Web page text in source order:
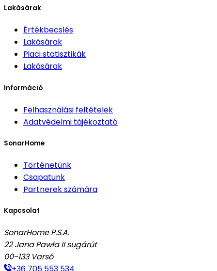
Lakásárak
Értékbecslés
Lakásárak
Piaci statisztikák
Lakásárak
Információ
Felhasználási feltételek
Adatvédelmi tájékoztató
SonarHome
Történetünk
Csapatunk
Partnerek számára
Kapcsolat
SonarHome P.S.A.
22 Jana Pawła II sugárút
00-133 Varsó